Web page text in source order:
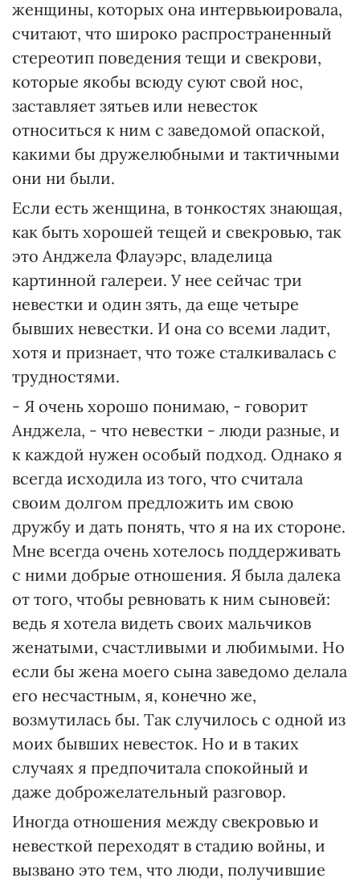
женщины, которых она интервьюировала,
считают, что широко распространенный
стереотип поведения тещи и свекрови,
которые якобы всюду суют свой нос,
заставляет зятьев или невесток
относиться к ним с заведомой опаской,
какими бы дружелюбными и тактичными
они ни были.
Если есть женщина, в тонкостях знающая,
как быть хорошей тещей и свекровью, так
это Анджела Флауэрс, владелица
картинной галереи. У нее сейчас три
невестки и один зять, да еще четыре
бывших невестки. И она со всеми ладит,
хотя и признает, что тоже сталкивалась с
трудностями.
- Я очень хорошо понимаю, - говорит
Анджела, - что невестки - люди разные, и
к каждой нужен особый подход. Однако я
всегда исходила из того, что считала
своим долгом предложить им свою
дружбу и дать понять, что я на их стороне.
Мне всегда очень хотелось поддерживать
с ними добрые отношения. Я была далека
от того, чтобы ревновать к ним сыновей:
ведь я хотела видеть своих мальчиков
женатыми, счастливыми и любимыми. Но
если бы жена моего сына заведомо делала
его несчастным, я, конечно же,
возмутилась бы. Так случилось с одной из
моих бывших невесток. Но и в таких
случаях я предпочитала спокойный и
даже доброжелательный разговор.
Иногда отношения между свекровью и
невесткой переходят в стадию войны, и
вызвано это тем, что люди, получившие